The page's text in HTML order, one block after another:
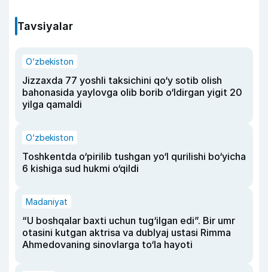
Tavsiyalar
O‘zbekiston
Jizzaxda 77 yoshli taksichini qo‘y sotib olish
bahonasida yaylovga olib borib o‘ldirgan yigit 20
yilga qamaldi
O‘zbekiston
Toshkentda o‘pirilib tushgan yo‘l qurilishi bo‘yicha
6 kishiga sud hukmi o‘qildi
Madaniyat
“U boshqalar baxti uchun tug‘ilgan edi”. Bir umr
otasini kutgan aktrisa va dublyaj ustasi Rimma
Ahmedovaning sinovlarga to‘la hayoti